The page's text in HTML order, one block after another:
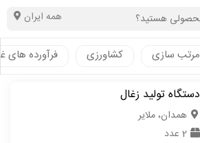
همه ایران
مرتب سازی کشاورزی فرآورده های
دستگاه تولید زغال
همدان، ملایر
2 عدد